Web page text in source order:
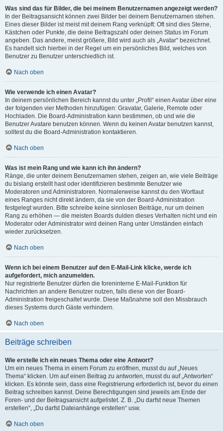
Was sind das für Bilder, die bei meinem Benutzernamen angezeigt werden?
In der Beitragsansicht können zwei Bilder bei deinem Benutzernamen stehen.
Eines dieser Bilder ist meist mit deinem Rang verknüpft: Oft sind dies Sterne,
Kästchen oder Punkte, die deine Beitragszahl oder deinen Status im Forum
angeben. Das andere, meist größere, Bild wird auch als „Avatar“ bezeichnet.
Es handelt sich hierbei in der Regel um ein persönliches Bild, welches von
Benutzer zu Benutzer unterschiedlich ist.
Nach oben
Wie verwende ich einen Avatar?
In deinem persönlichen Bereich kannst du unter „Profil“ einen Avatar über eine
der folgenden vier Methoden hinzufügen: Gravatar, Galerie, Remote oder
Hochladen. Die Board-Administration kann bestimmen, ob und wie die
Benutzer Avatare benutzen können. Wenn du keinen Avatar benutzen kannst,
solltest du die Board-Administration kontaktieren.
Nach oben
Was ist mein Rang und wie kann ich ihn ändern?
Ränge, die unter deinem Benutzernamen stehen, zeigen an, wie viele Beiträge
du bislang erstellt hast oder identifizieren bestimmte Benutzer wie
Moderatoren und Administratoren. Normalerweise kannst du den Wortlaut
eines Ranges nicht direkt ändern, da sie von der Board-Administration
festgelegt wurden. Bitte schreibe keine sinnlosen Beiträge, nur um deinen
Rang zu erhöhen — die meisten Boards dulden dieses Verhalten nicht und ein
Moderator oder Administrator wird deinen Rang unter Umständen einfach
wieder zurücksetzen.
Nach oben
Wenn ich bei einem Benutzer auf den E-Mail-Link klicke, werde ich
aufgefordert, mich anzumelden.
Nur registrierte Benutzer dürfen die foreninterne E-Mail-Funktion für
Nachrichten an andere Benutzer nutzen, falls diese von der Board-
Administration freigeschaltet wurde. Diese Maßnahme soll den Missbrauch
dieses Systems durch Gäste verhindern.
Nach oben
Beiträge schreiben
Wie erstelle ich ein neues Thema oder eine Antwort?
Um ein neues Thema in einem Forum zu eröffnen, musst du auf „Neues
Thema“ klicken. Um auf einen Beitrag zu antworten, musst du auf „Antworten“
klicken. Es könnte sein, dass eine Registrierung erforderlich ist, bevor du einen
Beitrag schreiben kannst. Deine Berechtigungen sind jeweils am Ende der
Foren- und der Beitragsansicht aufgelistet. Z. B. „Du darfst neue Themen
erstellen“, „Du darfst Dateianhänge erstellen“ usw.
Nach oben